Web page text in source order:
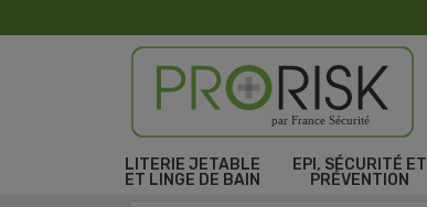
par France Sécurité
LITERIE JETABLE
ET LINGE DE BAIN
EPI, SÉCURITÉ ET
PRÉVENTION